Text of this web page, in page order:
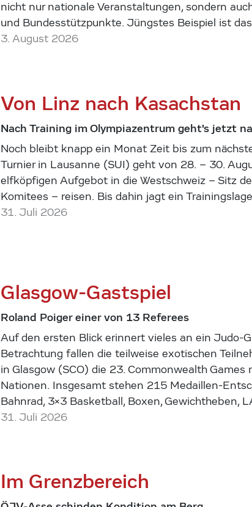
nicht nur nationale Veranstaltungen, sondern
und Bundesstützpunkte. Jüngstes Beispiel ist
3. August 2026
Von Linz nach Kasachstan
Nach Training im Olympiazentrum geht's jetzt
Noch bleibt knapp ein Monat Zeit bis zum
Turnier in Lausanne (SUI) geht von 28. – 30.
elfköpfigen Aufgebot in die Westschweiz – Sitz
Komitees – reisen. Bis dahin jagt ein
31. Juli 2026
Glasgow-Gastspiel
Roland Poiger einer von 13 Referees
Auf den ersten Blick erinnert vieles an ein Judo-
Betrachtung fallen die teilweise exotischen
in Glasgow (SCO) die 23. Commonwealth
Nationen. Insgesamt stehen 215 Medaillen-
Bahnrad, 3×3 Basketball, Boxen, Gewichtheben,
31. Juli 2026
Im Grenzbereich